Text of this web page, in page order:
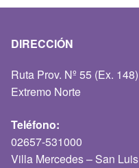
DIRECCIÓN
Ruta Prov. Nº 55 (Ex. 148)
Extremo Norte
Teléfono:
02657-531000
Villa Mercedes – San Luis